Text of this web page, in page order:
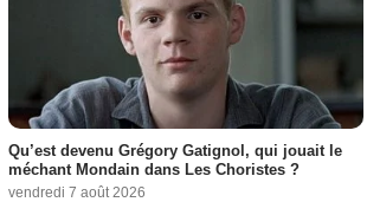
Qu’est devenu Grégory Gatignol, qui jouait le
méchant Mondain dans Les Choristes ?
vendredi 7 août 2026